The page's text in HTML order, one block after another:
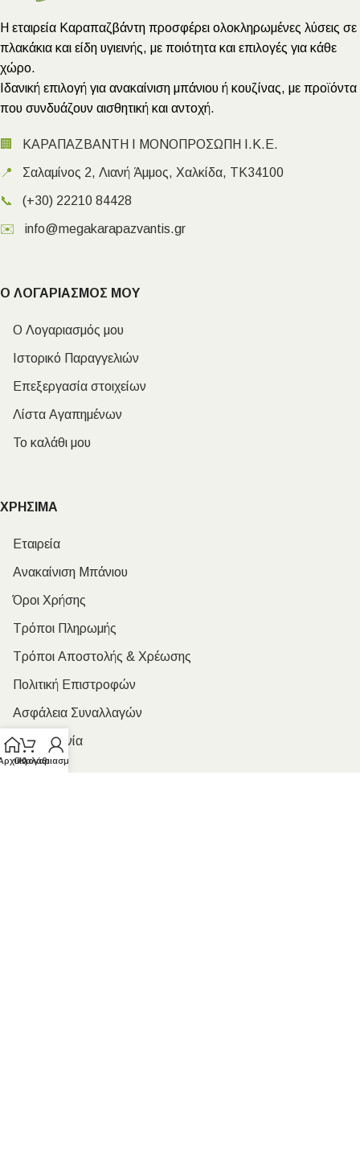
Η εταιρεία Καραπαζβάντη προσφέρει ολοκληρωμένες λύσεις σε
πλακάκια και είδη υγιεινής, με ποιότητα και επιλογές για κάθε
χώρο.
Ιδανική επιλογή για ανακαίνιση μπάνιου ή κουζίνας, με προϊόντα
που συνδυάζουν αισθητική και αντοχή.
🏢 ΚΑΡΑΠΑΖΒΑΝΤΗ Ι ΜΟΝΟΠΡΟΣΩΠΗ Ι.Κ.Ε.
📍 Σαλαμίνος 2, Λιανή Άμμος, Χαλκίδα, ΤΚ34100
📞 (+30) 22210 84428
✉️ info@megakarapazvantis.gr
Ο ΛΟΓΑΡΙΑΣΜΟΣ ΜΟΥ
Ο Λογαριασμός μου
Ιστορικό Παραγγελιών
Επεξεργασία στοιχείων
Λίστα Αγαπημένων
Το καλάθι μου
ΧΡΗΣΙΜΑ
Εταιρεία
Ανακαίνιση Μπάνιου
Όροι Χρήσης
Τρόποι Πληρωμής
Τρόποι Αποστολής & Χρέωσης
Πολιτική Επιστροφών
Ασφάλεια Συναλλαγών
Επικοινωνία
Καλάθι
Ο λογαριασμός μου